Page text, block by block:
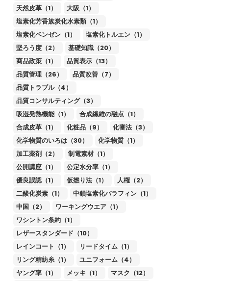
天然皮革（1）
大阪（1）
塩素化芳香族炭化水素類（1）
塩素化ベンゼン（1）
塩素化トルエン（1）
堅ろう度（2）
基礎知識（20）
商品政策（1）
品質表示（13）
品質管理（26）
品質改善（7）
品質トラブル（4）
品質コンサルティング（3）
吸湿発熱機能（1）
合成繊維の融点（1）
合成皮革（1）
化粧品（9）
化審法（3）
化学物質のいろは（30）
化学物質（1）
加工薬剤（2）
制電素材（1）
公開講座（1）
公定水分率（1）
優良誤認（1）
仮撚り法（1）
人権（2）
二酸化炭素（1）
中鎖塩素化パラフィン（1）
中国（2）
ワーキングウエア（1）
ワシントン条約（1）
レザースタンダード（10）
レインコート（1）
リードタイム（1）
リング精紡糸（1）
ユニフォーム（4）
ヤング率（1）
メッキ（1）
マスク（12）